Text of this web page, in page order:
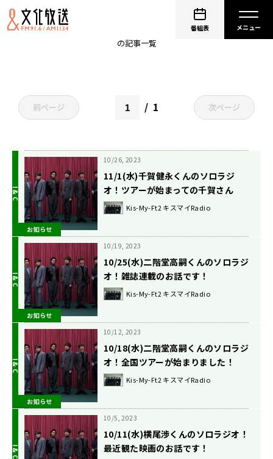
番組表
の記事一覧
前ページ 1 次ページ
お知らせ
10/26, 2023
11/1(水)千賀健永くんのソロラジ
オ！ツアーが始まっての千賀さん
は？ Kis-My-Ft2 キスマイRadio
お知らせ
10/19, 2023
10/25(水)二階堂高嗣くんのソロラジ
オ！雑誌連載のお話です！
Kis-My-Ft2 キスマイRadio
お知らせ
10/12, 2023
10/18(水)二階堂高嗣くんのソロラジ
オ！全国ツアーが始まりました！
Kis-My-Ft2 キスマイRadio
10/5, 2023
10/11(水)横尾渉くんのソロラジオ！
最近観た映画のお話です！